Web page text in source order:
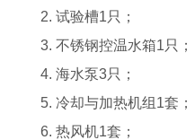
2.试验槽1只；
3. 不锈钢控温水箱1只；
4. 海水泵3只；
5. 冷却与加热机组1套；
6. 热风机1套；